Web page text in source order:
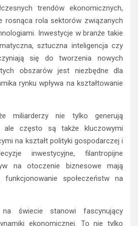
trendów ekonomicznych,
rosnąca rola sektorów związanych
Inwestycje w branże takie
sztuczna inteligencja czy
się do tworzenia nowych
obszarów jest niezbędne dla
rynku wpływa na kształtowanie
miliarderzy nie tylko generują
ale często są także kluczowymi
na kształt polityki gospodarczej i
inwestycyjne, filantropijne
na otoczenie biznesowe mają
funkcjonowanie społeczeństw na
świecie stanowi fascynujący
ekonomicznej. To nie tylko